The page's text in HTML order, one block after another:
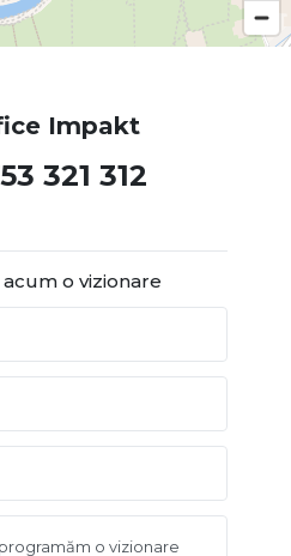
Impakt
321 312
o vizionare